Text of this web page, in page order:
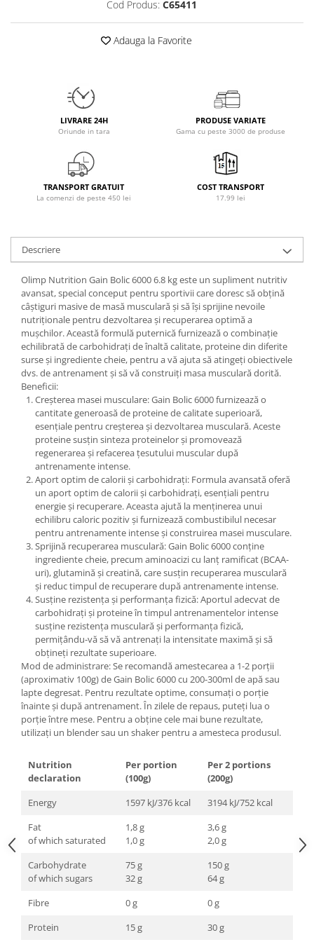
Puritan`s Pride
Rich Piana 5% Nutrition
Scivation
Skill Nutrition
Smart Shake
Swanson
Under Armour
Universal
Vitargo
Weider
Zenana
Cod Produs: C65411
Adauga la Favorite
LIVRARE 24H
Oriunde in tara
PRODUSE VARIATE
Gama cu peste 3000 de produse
TRANSPORT GRATUIT
La comenzi de peste 450 lei
COST TRANSPORT
17.99 lei
Descriere
Olimp Nutrition Gain Bolic 6000 6.8 kg este un supliment nutritiv
avansat, special conceput pentru sportivii care doresc să obțină
câștiguri masive de masă musculară și să își sprijine nevoile
nutriționale pentru dezvoltarea și recuperarea optimă a
mușchilor. Această formulă puternică furnizează o combinație
echilibrată de carbohidrați de înaltă calitate, proteine din diferite
surse și ingrediente cheie, pentru a vă ajuta să atingeți obiectivele
dvs. de antrenament și să vă construiți masa musculară dorită.
Beneficii:
Creșterea masei musculare: Gain Bolic 6000 furnizează o
cantitate generoasă de proteine de calitate superioară,
esențiale pentru creșterea și dezvoltarea musculară. Aceste
proteine susțin sinteza proteinelor și promovează
regenerarea și refacerea țesutului muscular după
antrenamente intense.
Aport optim de calorii și carbohidrați: Formula avansată oferă
un aport optim de calorii și carbohidrați, esențiali pentru
energie și recuperare. Aceasta ajută la menținerea unui
echilibru caloric pozitiv și furnizează combustibilul necesar
pentru antrenamente intense și construirea masei musculare.
Sprijină recuperarea musculară: Gain Bolic 6000 conține
ingrediente cheie, precum aminoacizi cu lanț ramificat (BCAA-
uri), glutamină și creatină, care susțin recuperarea musculară
și reduc timpul de recuperare după antrenamente intense.
Susține rezistența și performanța fizică: Aportul adecvat de
carbohidrați și proteine în timpul antrenamentelor intense
susține rezistența musculară și performanța fizică,
permițându-vă să vă antrenați la intensitate maximă și să
obțineți rezultate superioare.
Mod de administrare: Se recomandă amestecarea a 1-2 porții
(aproximativ 100g) de Gain Bolic 6000 cu 200-300ml de apă sau
lapte degresat. Pentru rezultate optime, consumați o porție
înainte și după antrenament. În zilele de repaus, puteți lua o
porție între mese. Pentru a obține cele mai bune rezultate,
utilizați un blender sau un shaker pentru a amesteca produsul.
Nutrition
declaration
Per portion
(100g)
Per 2 portions
(200g)
Energy
1597 kJ/376 kcal
3194 kJ/752 kcal
Fat
of which saturated
1,8 g
1,0 g
3,6 g
2,0 g
Carbohydrate
of which sugars
75 g
32 g
150 g
64 g
Fibre
0 g
0 g
Protein
15 g 30 g